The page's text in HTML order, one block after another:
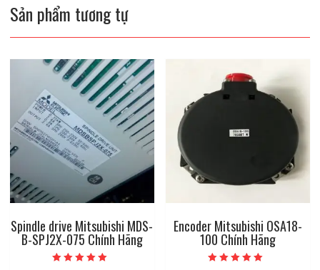
Sản phẩm tương tự
Spindle drive Mitsubishi MDS-
B-SPJ2X-075 Chính Hãng
Encoder Mitsubishi OSA18-
100 Chính Hãng